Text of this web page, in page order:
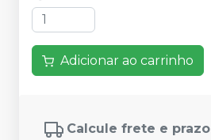
Adicionar ao carrinho
Calcule frete e prazo